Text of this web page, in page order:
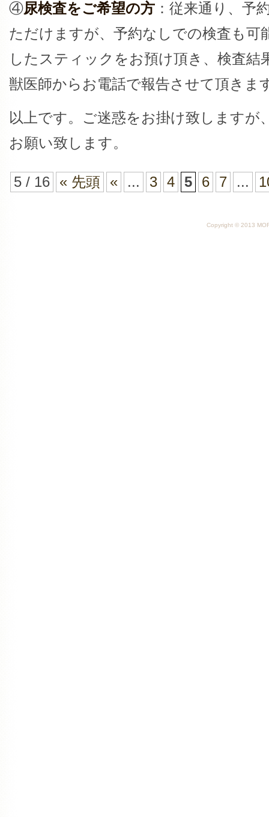
④尿検査をご希望の方 ：従来通り、予
ただけますが、予約なしでの検査も可
したスティックをお預け頂き、検査結
獣医師からお電話で報告させて頂きま
以上です。ご迷惑をお掛け致しますが
お願い致します。
5 / 16 « 先頭 « ... 3 4 5 6 7 ...
Copyright © 2013